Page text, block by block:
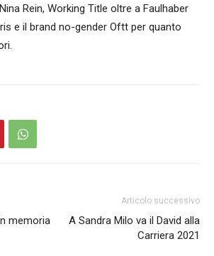
Rein, Working Title oltre a Faulhaber
e il brand no-gender Oftt per quanto
memoria
Articolo successivo
A Sandra Milo va il David alla
Carriera 2021